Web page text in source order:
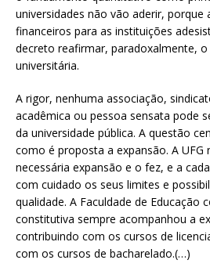
universidades não vão aderir, porque
financeiros para as instituições
decreto reafirmar, paradoxalmente,
universitária.
A rigor, nenhuma associação,
acadêmica ou pessoa sensata pode
da universidade pública. A questão
como é proposta a expansão. A UFG
necessária expansão e o fez, e a
com cuidado os seus limites e
qualidade. A Faculdade de Educação
constitutiva sempre acompanhou a
contribuindo com os cursos de
com os cursos de bacharelado.(…)